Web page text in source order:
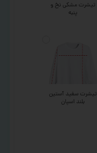
تیشرت مشکی نخ و
پنبه
تیشرت سفید آستین
بلند اسپان